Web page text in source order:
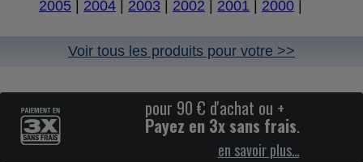
2005
2004 2003 2002 2001 2000
Voir tous les produits pour votre >>
pour 90 € d'achat ou +
Payez en 3x sans frais.
en savoir plus…